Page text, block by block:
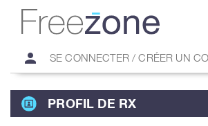
person SE CONNECTER / CRÉER UN
PROFIL DE RX